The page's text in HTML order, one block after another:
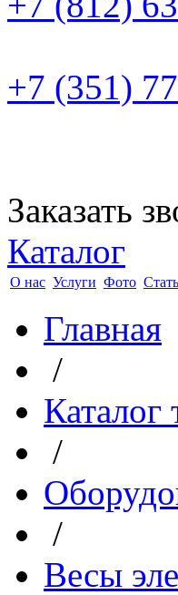
+7 (351)
Заказать
Каталог
О нас Услуги Фото
Главная
/
Каталог
/
/
Весы